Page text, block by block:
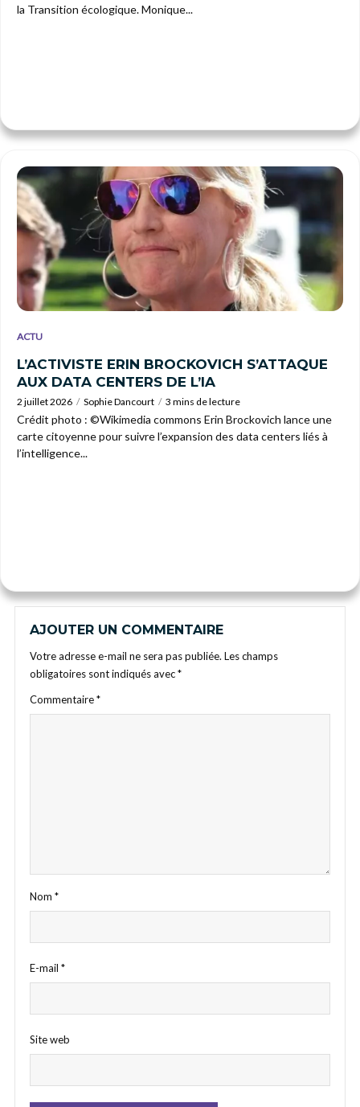
la Transition écologique. Monique...
ACTU
L’ACTIVISTE ERIN BROCKOVICH S’ATTAQUE
AUX DATA CENTERS DE L’IA
2 juillet 2026 Sophie Dancourt 3 mins de lecture
Crédit photo : ©Wikimedia commons Erin Brockovich lance une
carte citoyenne pour suivre l’expansion des data centers liés à
l’intelligence...
AJOUTER UN COMMENTAIRE
Votre adresse e-mail ne sera pas publiée. Les champs
obligatoires sont indiqués avec*
Commentaire*
Nom *
E-mail *
Site web